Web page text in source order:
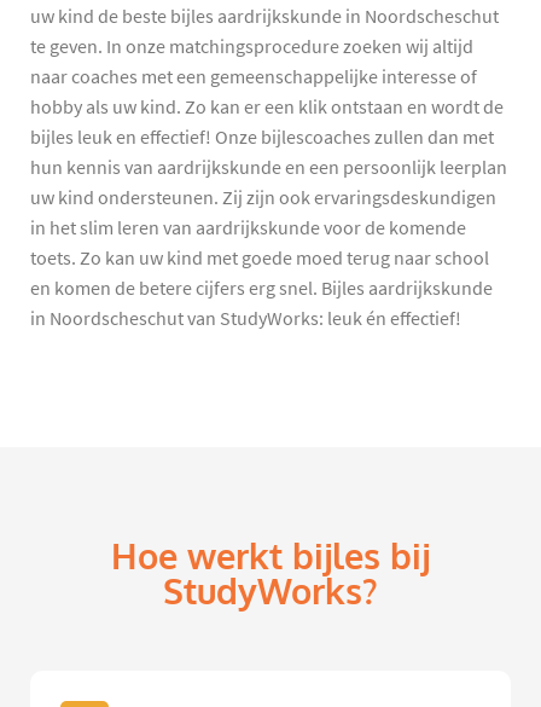
uw kind de beste bijles aardrijkskunde in Noordscheschut
te geven. In onze matchingsprocedure zoeken wij altijd
naar coaches met een gemeenschappelijke interesse of
hobby als uw kind. Zo kan er een klik ontstaan en wordt de
bijles leuk en effectief! Onze bijlescoaches zullen dan met
hun kennis van aardrijkskunde en een persoonlijk leerplan
uw kind ondersteunen. Zij zijn ook ervaringsdeskundigen
in het slim leren van aardrijkskunde voor de komende
toets. Zo kan uw kind met goede moed terug naar school
en komen de betere cijfers erg snel. Bijles aardrijkskunde
in Noordscheschut van StudyWorks: leuk én effectief!
Hoe werkt bijles bij
StudyWorks?